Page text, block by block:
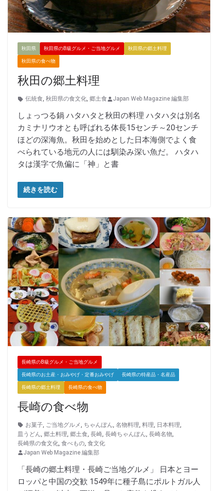
秋田県 秋田県のB級グルメ・ご当地グルメ 秋田県の郷土料理
秋田県の食べ物
秋田の郷土料理
伝統食, 秋田県の食文化, 郷土食 Japan Web Magazine 編集部
しょっつる鍋 ハタハタと秋田の料理 ハタハタは別名
カミナリウオとも呼ばれる体長15センチ～20センチ
ほどの深海魚。秋田を始めとした日本海側でよく食
べられている地元の人には馴染み深い魚だ。 ハタハ
タは漢字で魚偏に「神」と書
続きを読む
長崎県のB級グルメ・ご当地グルメ
長崎県のお土産・おみやげ・定番おみやげ 長崎県の特産品・名産品
長崎県の郷土料理 長崎県の食べ物
長崎の食べ物
お菓子, ご当地グルメ, ちゃんぽん, 名物料理, 料理, 日本料理,
皿うどん, 郷土料理, 郷土食, 長崎, 長崎ちゃんぽん, 長崎名物,
長崎県の食文化, 食べもの, 食文化
Japan Web Magazine 編集部
「長崎の郷土料理・長崎ご当地グルメ」 日本とヨー
ロッパと中国の交歓 1549年に種子島にポルトガル人